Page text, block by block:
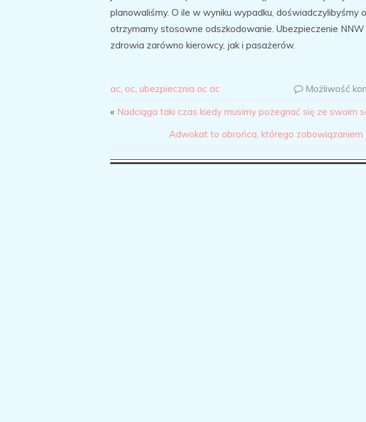
planowaliśmy. O ile w wyniku wypadku, doświadczylibyśmy
otrzymamy stosowne odszkodowanie. Ubezpieczenie
zdrowia zarówno kierowcy, jak i pasażerów.
ac, oc, ubezpiecznia oc ac Możliwość
« Nadciąga taki czas kiedy musimy pożegnać się ze swoim
Adwokat to obrońca, którego zobowiązaniem